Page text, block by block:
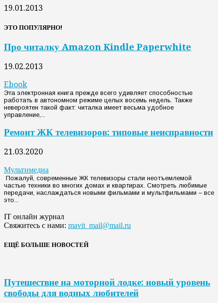
19.01.2013
ЭТО ПОПУЛЯРНО!
Про читалку Amazon Kindle Paperwhite
19.02.2013
Ebook
Эта электронная книга прежде всего удивляет способностью
работать в автономном режиме целых восемь недель. Также
невероятен такой факт: читалка имеет весьма удобное
управление,...
Ремонт ЖК телевизоров: типовые неисправности
21.03.2020
Мультимедиа
Пожалуй, современные ЖК телевизоры стали неотъемлемой
частью техники во многих домах и квартирах. Смотреть любимые
передачи, наслаждаться новыми фильмами и мультфильмами – все
это...
IT онлайн журнал
Свяжитесь с нами: mavit_mail@mail.ru
ЕЩЁ БОЛЬШЕ НОВОСТЕЙ
Путешествие на моторной лодке: новый уровень
свободы для водных любителей